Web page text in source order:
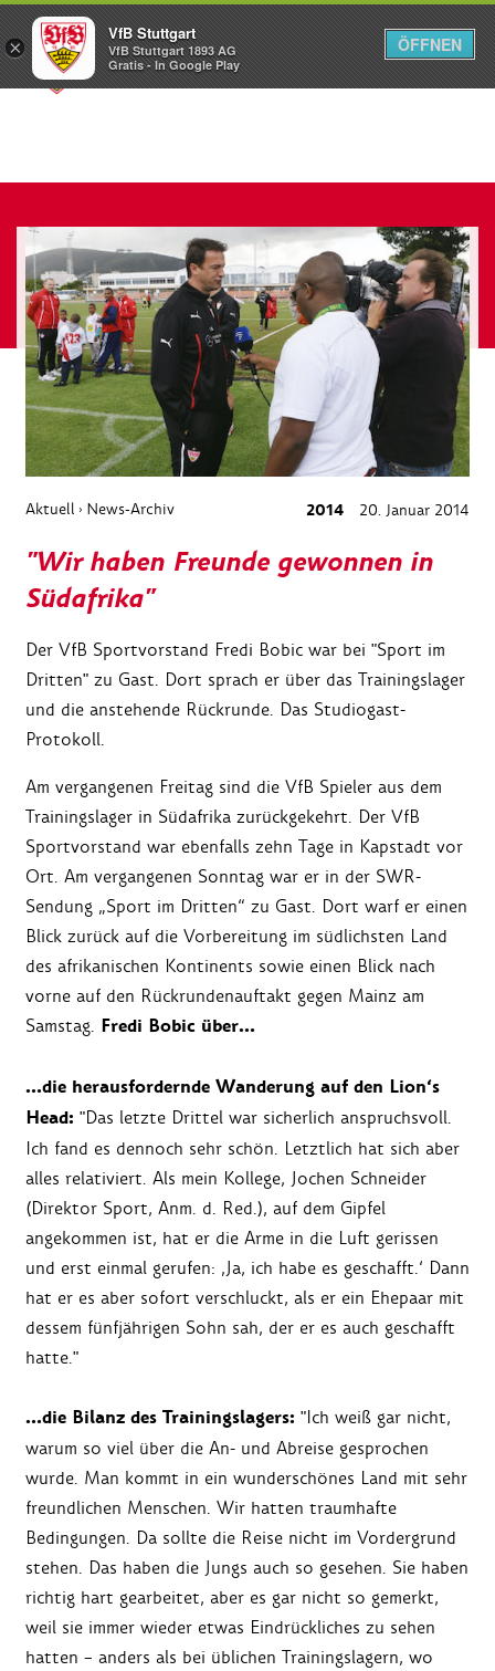
Menü
Aktuell › News-Archiv 2014 20. Januar 2014
"Wir haben Freunde gewonnen in
Südafrika"
Der VfB Sportvorstand Fredi Bobic war bei "Sport im
Dritten" zu Gast. Dort sprach er über das Trainingslager
und die anstehende Rückrunde. Das Studiogast-
Protokoll.
Am vergangenen Freitag sind die VfB Spieler aus dem
Trainingslager in Südafrika zurückgekehrt. Der VfB
Sportvorstand war ebenfalls zehn Tage in Kapstadt vor
Ort. Am vergangenen Sonntag war er in der SWR-
Sendung „Sport im Dritten“ zu Gast. Dort warf er einen
Blick zurück auf die Vorbereitung im südlichsten Land
des afrikanischen Kontinents sowie einen Blick nach
vorne auf den Rückrundenauftakt gegen Mainz am
Samstag. Fredi Bobic über…
…die herausfordernde Wanderung auf den Lion‘s
Head: "Das letzte Drittel war sicherlich anspruchsvoll.
Ich fand es dennoch sehr schön. Letztlich hat sich aber
alles relativiert. Als mein Kollege, Jochen Schneider
(Direktor Sport, Anm. d. Red.), auf dem Gipfel
angekommen ist, hat er die Arme in die Luft gerissen
und erst einmal gerufen: ‚Ja, ich habe es geschafft.‘ Dann
hat er es aber sofort verschluckt, als er ein Ehepaar mit
dessem fünfjährigen Sohn sah, der er es auch geschafft
hatte."
…die Bilanz des Trainingslagers: "Ich weiß gar nicht,
warum so viel über die An- und Abreise gesprochen
wurde. Man kommt in ein wunderschönes Land mit sehr
freundlichen Menschen. Wir hatten traumhafte
Bedingungen. Da sollte die Reise nicht im Vordergrund
stehen. Das haben die Jungs auch so gesehen. Sie haben
richtig hart gearbeitet, aber es gar nicht so gemerkt,
weil sie immer wieder etwas Eindrückliches zu sehen
hatten – anders als bei üblichen Trainingslagern, wo
×
VfB Stuttgart
VfB Stuttgart 1893 AG
Gratis - In Google Play
ÖFFNEN